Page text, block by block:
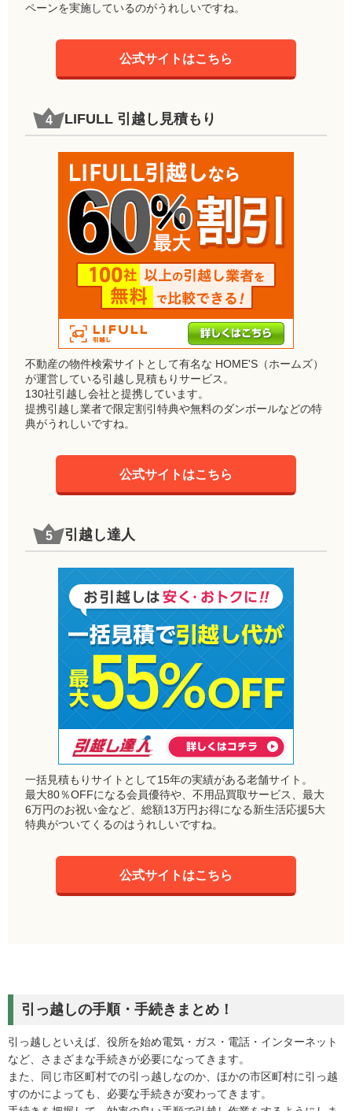
ペーンを実施しているのがうれしいですね。
公式サイトはこちら
LIFULL 引越し見積もり
不動産の物件検索サイトとして有名な HOME'S（ホームズ）
が運営している引越し見積もりサービス。
130社引越し会社と提携しています。
提携引越し業者で限定割引特典や無料のダンボールなどの特
典がうれしいですね。
公式サイトはこちら
引越し達人
一括見積もりサイトとして15年の実績がある老舗サイト。
最大80％OFFになる会員優待や、不用品買取サービス、最大
6万円のお祝い金など、総額13万円お得になる新生活応援5大
特典がついてくるのはうれしいですね。
公式サイトはこちら
引っ越しの手順・手続きまとめ！
引っ越しといえば、役所を始め電気・ガス・電話・インターネット
など、さまざまな手続きが必要になってきます。
また、同じ市区町村での引っ越しなのか、ほかの市区町村に引っ越
すのかによっても、必要な手続きが変わってきます。